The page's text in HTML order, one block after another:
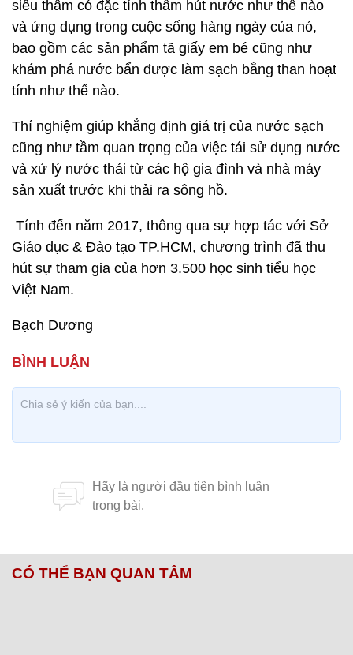
siêu thấm có đặc tính thấm hút nước như thế nào
và ứng dụng trong cuộc sống hàng ngày của nó,
bao gồm các sản phẩm tã giấy em bé cũng như
khám phá nước bẩn được làm sạch bằng than hoạt
tính như thế nào.
Thí nghiệm giúp khẳng định giá trị của nước sạch
cũng như tầm quan trọng của việc tái sử dụng nước
và xử lý nước thải từ các hộ gia đình và nhà máy
sản xuất trước khi thải ra sông hồ.
Tính đến năm 2017, thông qua sự hợp tác với Sở
Giáo dục & Đào tạo TP.HCM, chương trình đã thu
hút sự tham gia của hơn 3.500 học sinh tiểu học
Việt Nam.
Bạch Dương
CÓ THỂ BẠN QUAN TÂM